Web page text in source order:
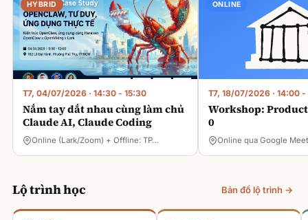
HYBRID
T7, 04/07/2026 · 14:30 - 15:30
Nắm tay dắt nhau cùng làm chủ
Claude AI, Claude Coding
Online (Lark/Zoom) + Offline: TP…
ONLINE
T7, 18/07/2026 · 14:00 -
Workshop:
0
Online qua Google Meet
Lộ trình học Bản đồ lộ trình →